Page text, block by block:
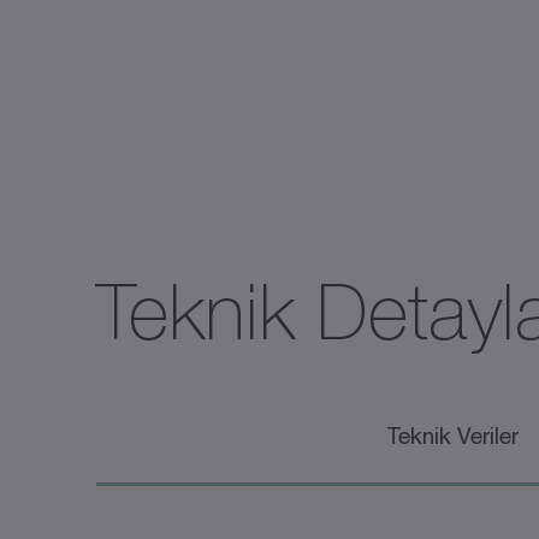
Teknik
Teknik Veriler